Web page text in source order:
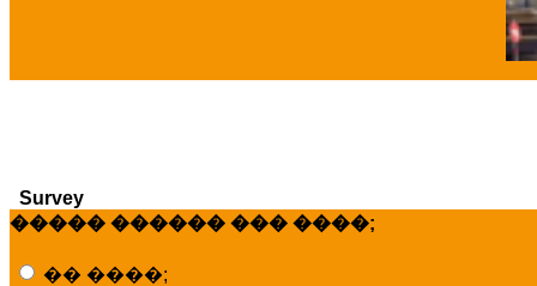
Survey
����� ������ ��� ����;
�� ����;